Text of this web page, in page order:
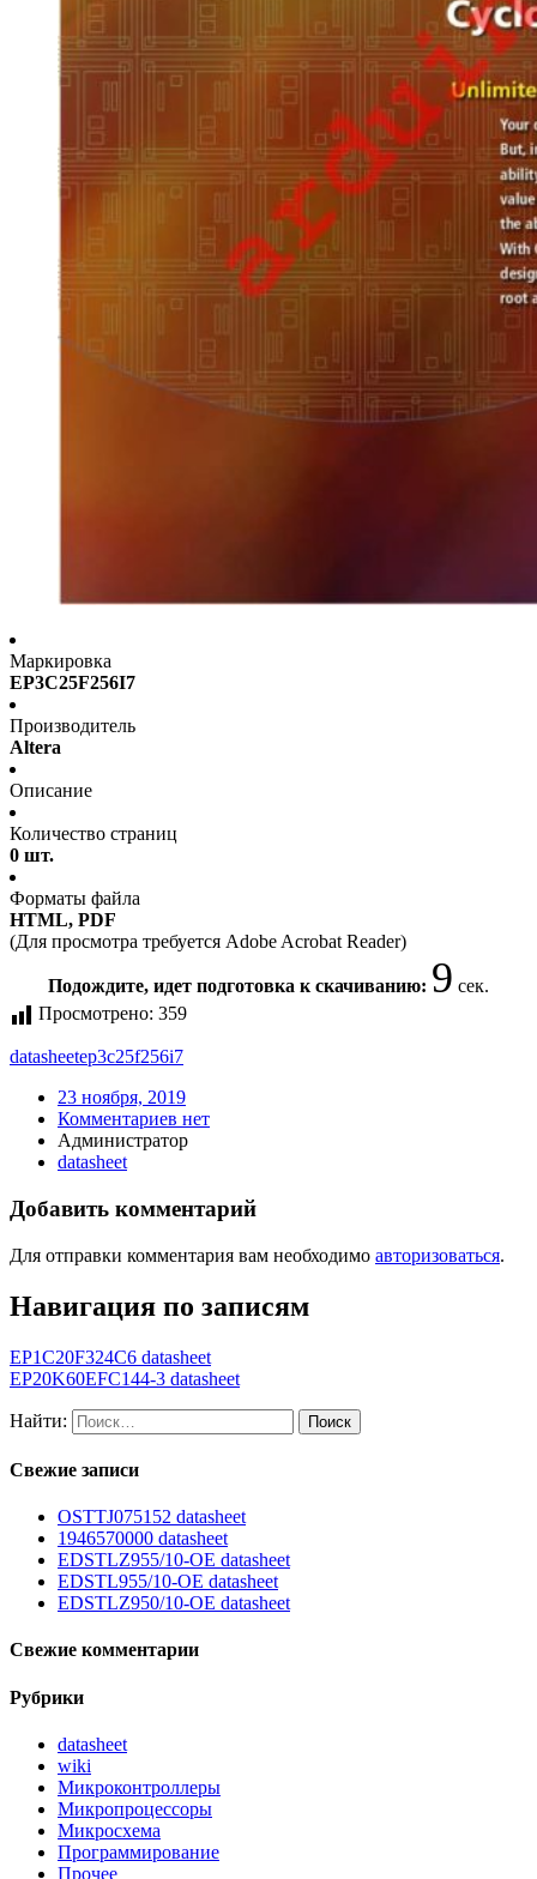
Маркировка
EP3C25F256I7
Производитель
Altera
Описание
Количество страниц
0 шт.
Форматы файла
HTML, PDF
(Для просмотра требуется Adobe Acrobat Reader)
Подождите, идет подготовка к скачиванию: 8 сек.
Просмотрено: 359
datasheetep3c25f256i7
23 ноября, 2019
Комментариев нет
Администратор
datasheet
Добавить комментарий
Для отправки комментария вам необходимо авторизоваться.
Навигация по записям
EP1C20F324C6 datasheet
EP20K60EFC144-3 datasheet
Найти:
Свежие записи
OSTTJ075152 datasheet
1946570000 datasheet
EDSTLZ955/10-OE datasheet
EDSTL955/10-OE datasheet
EDSTLZ950/10-OE datasheet
Свежие комментарии
Рубрики
datasheet
wiki
Микроконтроллеры
Микропроцессоры
Микросхема
Программирование
Прочее